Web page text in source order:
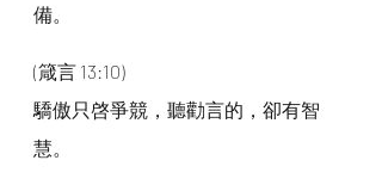
備。
(箴言 13:10)
驕傲只啓爭競，聽勸言的，卻有智
慧。